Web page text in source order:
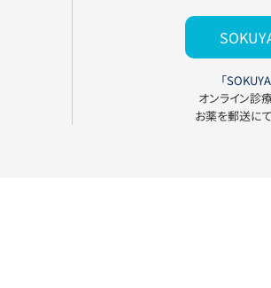
「
オンライン診
お薬を郵送に